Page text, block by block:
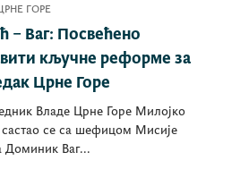
ГОРЕ
– Ваг: Посвећено
кључне реформе за
Црне Горе
Владе Црне Горе Милојко
састао се са шефицом Мисије
Ваг...